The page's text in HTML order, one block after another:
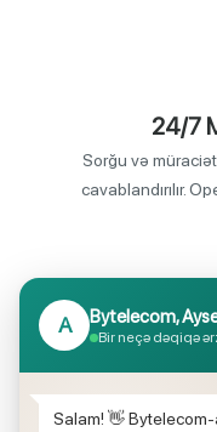
24/7
Sorğu və
cavablandırılır.
Mağazalarımızda
və
A Bytelecom,
Bir neçə dəqiqə
Salam! 👋